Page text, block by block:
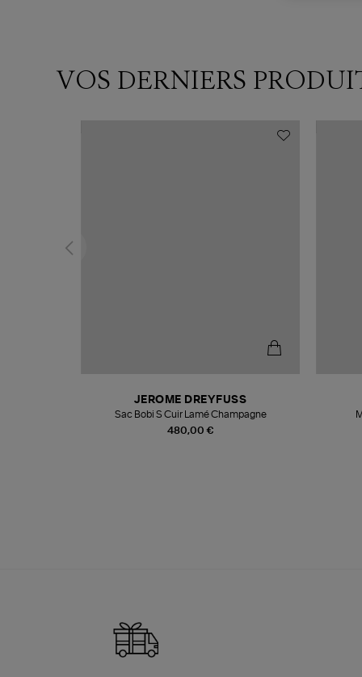
VOS DERNIERS
480,00 €
JEROME DREYFUSS
Sac Bobi S Cuir Lamé Champagne